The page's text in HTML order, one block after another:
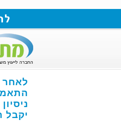
החברה לייעוץ
לאחר
יקבל